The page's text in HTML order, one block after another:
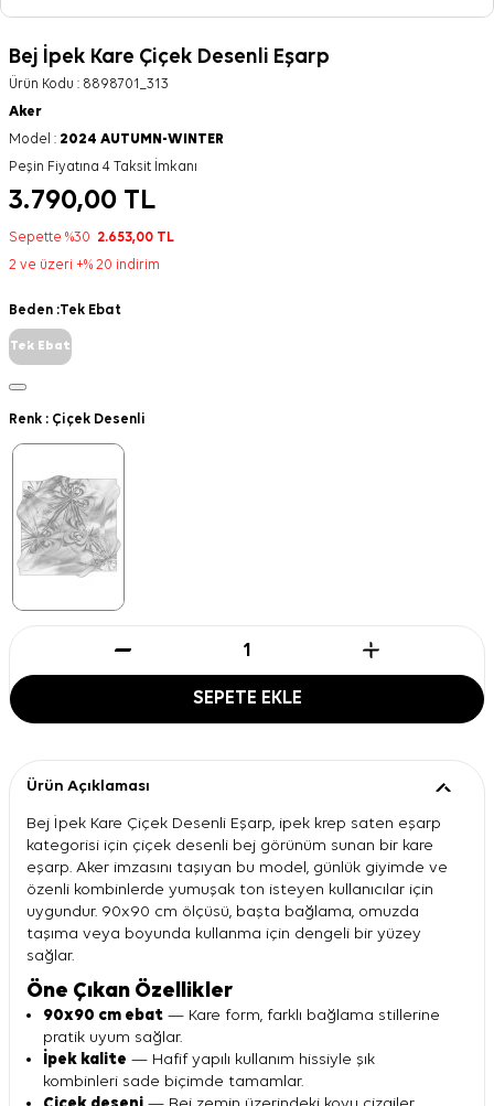
Bej İpek Kare Çiçek Desenli Eşarp
Ürün Kodu : 8898701_313
Aker
Model : 2024 AUTUMN-WINTER
Peşin Fiyatına 4 Taksit İmkanı
3.790,00 TL
Sepette %30 2.653,00 TL
2 ve üzeri +% 20 indirim
Beden :Tek Ebat
Tek Ebat
Renk : Çiçek Desenli
SEPETE EKLE
Ürün Açıklaması
Bej İpek Kare Çiçek Desenli Eşarp, ipek krep saten eşarp
kategorisi için çiçek desenli bej görünüm sunan bir kare
eşarp. Aker imzasını taşıyan bu model, günlük giyimde ve
özenli kombinlerde yumuşak ton isteyen kullanıcılar için
uygundur. 90x90 cm ölçüsü, başta bağlama, omuzda
taşıma veya boyunda kullanma için dengeli bir yüzey
sağlar.
Öne Çıkan Özellikler
90x90 cm ebat — Kare form, farklı bağlama stillerine
pratik uyum sağlar.
İpek kalite — Hafif yapılı kullanım hissiyle şık
kombinleri sade biçimde tamamlar.